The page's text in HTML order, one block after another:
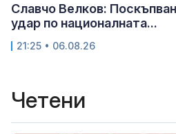
Славчо Велков:
удар по националната...
21:25 • 06.08.26
Четени